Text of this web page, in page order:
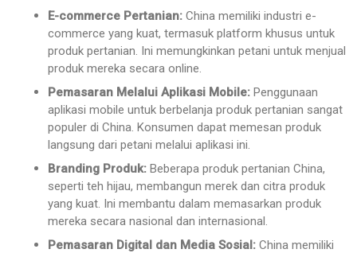
E-commerce Pertanian: China memiliki industri e-
commerce yang kuat, termasuk platform khusus untuk
produk pertanian. Ini memungkinkan petani untuk menjual
produk mereka secara online.
Pemasaran Melalui Aplikasi Mobile: Penggunaan
aplikasi mobile untuk berbelanja produk pertanian sangat
populer di China. Konsumen dapat memesan produk
langsung dari petani melalui aplikasi ini.
Branding Produk: Beberapa produk pertanian China,
seperti teh hijau, membangun merek dan citra produk
yang kuat. Ini membantu dalam memasarkan produk
mereka secara nasional dan internasional.
Pemasaran Digital dan Media Sosial: China memiliki